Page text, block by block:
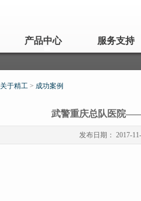
产品中心 服务支持
关于精工 > 成功案例
武警重庆总队医院
发布日期： 2017-